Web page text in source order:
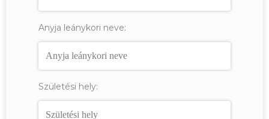
Anyja leánykori neve:
Születési hely: